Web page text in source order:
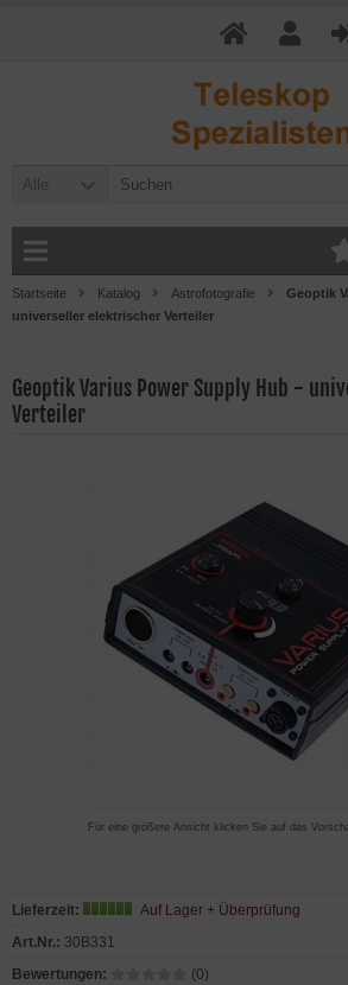
Alle
Startseite Katalog Astrofotografie
Geoptik
universeller elektrischer Verteiler
Geoptik Varius Power Supply Hub -
Verteiler
Für eine größere Ansicht klicken Sie auf das
Lieferzeit:
Auf Lager + Überprüfung
Art.Nr.: 30B331
Bewertungen:
(0)